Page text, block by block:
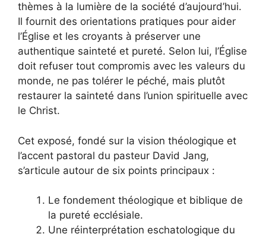
thèmes à la lumière de la société d’aujourd’hui.
Il fournit des orientations pratiques pour aider
l’Église et les croyants à préserver une
authentique sainteté et pureté. Selon lui, l’Église
doit refuser tout compromis avec les valeurs du
monde, ne pas tolérer le péché, mais plutôt
restaurer la sainteté dans l’union spirituelle avec
le Christ.
Cet exposé, fondé sur la vision théologique et
l’accent pastoral du pasteur David Jang,
s’articule autour de six points principaux :
Le fondement théologique et biblique de
la pureté ecclésiale.
Une réinterprétation eschatologique du